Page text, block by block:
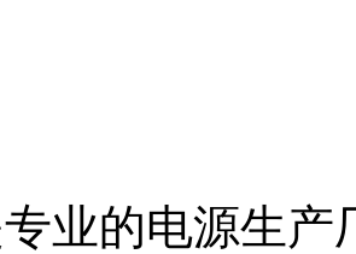
业的电源生产